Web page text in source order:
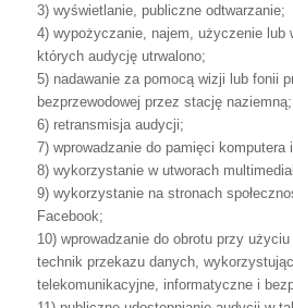
3) wyświetlanie, publiczne odtwarzanie;
4) wypożyczanie, najem, użyczenie lub
których audycję utrwalono;
5) nadawanie za pomocą wizji lub fonii
bezprzewodowej przez stację naziemną;
6) retransmisja audycji;
7) wprowadzanie do pamięci
8) wykorzystanie w utworach
9) wykorzystanie na stronach
Facebook;
10) wprowadzanie do obrotu przy użyciu
technik przekazu danych,
telekomunikacyjne, informatyczne i